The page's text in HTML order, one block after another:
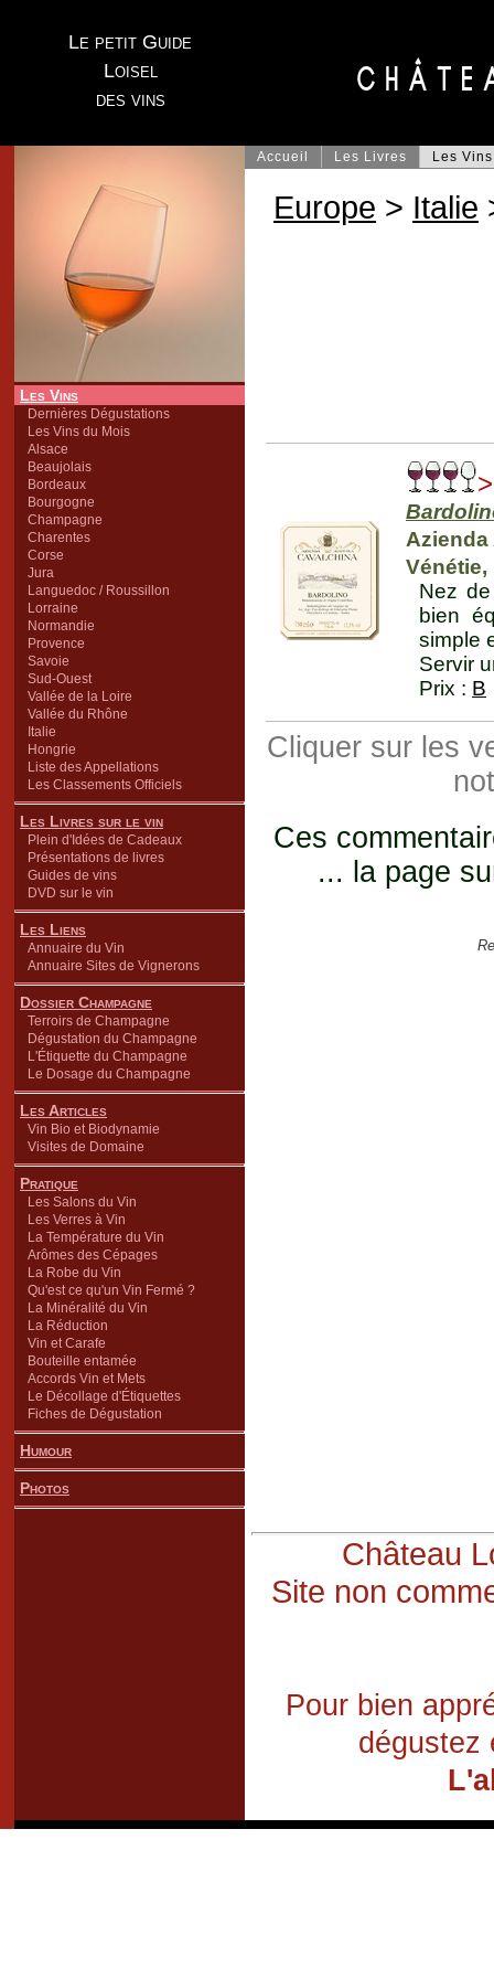
Le petit Guide
Loisel
des vins
Les Vins
Dernières Dégustations
Les Vins du Mois
Alsace
Beaujolais
Bordeaux
Bourgogne
Champagne
Charentes
Corse
Jura
Languedoc / Roussillon
Lorraine
Normandie
Provence
Savoie
Sud-Ouest
Vallée de la Loire
Vallée du Rhône
Italie
Hongrie
Liste des Appellations
Les Classements Officiels
Les Livres sur le vin
Plein d'Idées de Cadeaux
Présentations de livres
Guides de vins
DVD sur le vin
Les Liens
Annuaire du Vin
Annuaire Sites de Vignerons
Dossier Champagne
Terroirs de Champagne
Dégustation du Champagne
L'Étiquette du Champagne
Le Dosage du Champagne
Les Articles
Vin Bio et Biodynamie
Visites de Domaine
Pratique
Les Salons du Vin
Les Verres à Vin
La Température du Vin
Arômes des Cépages
La Robe du Vin
Qu'est ce qu'un Vin Fermé ?
La Minéralité du Vin
La Réduction
Vin et Carafe
Bouteille entamée
Accords Vin et Mets
Le Décollage d'Étiquettes
Fiches de Dégustation
Humour
Photos
Accueil Les Livres Les Vins
Europe > Italie
Vénétie,
Nez
bien
simple
Servir
Prix : B
Cliquer sur les
Ces
... la page
Château
Site non
Pour bien
dégustez